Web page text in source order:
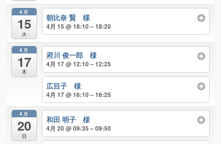
4月
15
火
朝比奈 賢 様
4月 15 @ 18:10 – 18:20
4月
17
木
府川 俊一郎 様
4月 17 @ 12:10 – 12:25
広目子 様
4月 17 @ 16:10 – 16:25
4月
20
日
和田 明子 様
4月 20 @ 09:35 – 09:50